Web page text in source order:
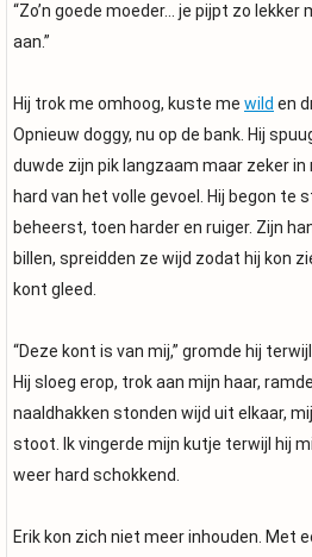
“Zo’n goede moeder… je pijpt zo lekker
aan.”
Hij trok me omhoog, kuste me wild en
Opnieuw doggy, nu op de bank. Hij
duwde zijn pik langzaam maar zeker in
hard van het volle gevoel. Hij begon te
beheerst, toen harder en ruiger. Zijn
billen, spreidden ze wijd zodat hij kon
kont gleed.
“Deze kont is van mij,” gromde hij
Hij sloeg erop, trok aan mijn haar,
naaldhakken stonden wijd uit elkaar,
stoot. Ik vingerde mijn kutje terwijl hij
weer hard schokkend.
Erik kon zich niet meer inhouden. Met